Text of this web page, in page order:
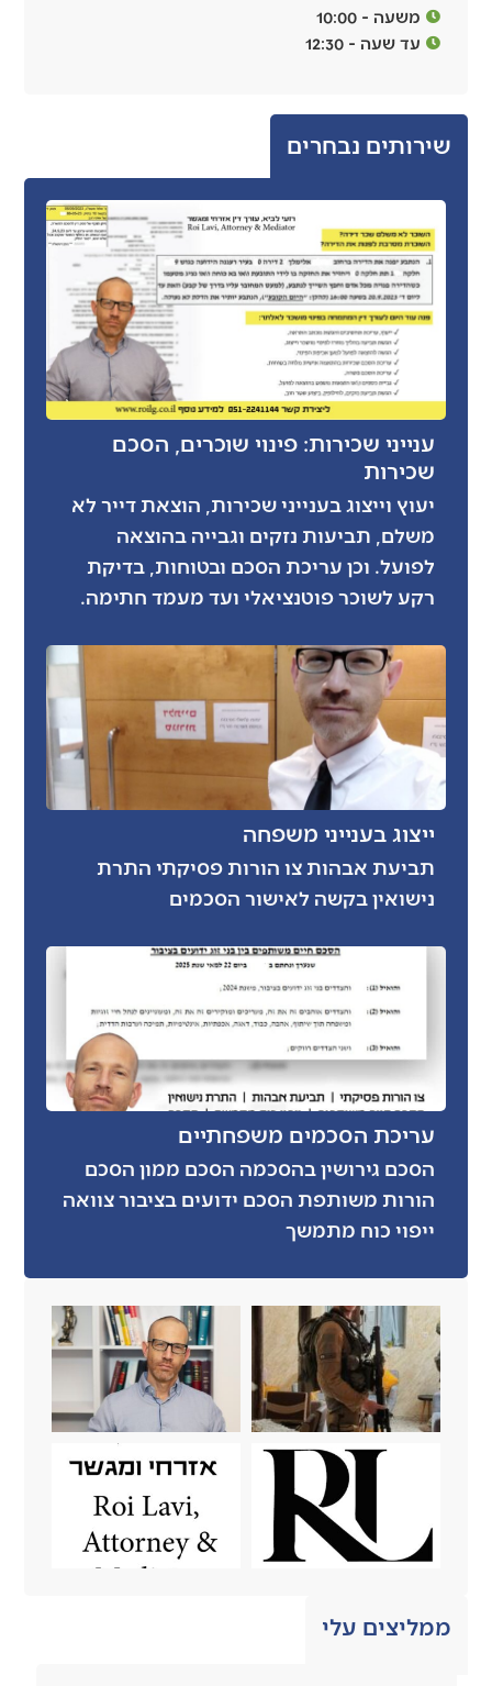
משעה - 10:00
עד שעה - 12:30
שירותים נבחרים
ענייני שכירות: פינוי שוכרים, הסכם
שכירות
יעוץ וייצוג בענייני שכירות, הוצאת דייר לא
משלם, תביעות נזקים וגבייה בהוצאה
לפועל. וכן עריכת הסכם ובטוחות, בדיקת
רקע לשוכר פוטנציאלי ועד מעמד חתימה.
ייצוג בענייני משפחה
תביעת אבהות צו הורות פסיקתי התרת
נישואין בקשה לאישור הסכמים
עריכת הסכמים משפחתיים
הסכם גירושין בהסכמה הסכם ממון הסכם
הורות משותפת הסכם ידועים בציבור צוואה
ייפוי כוח מתמשך
ממליצים עלי